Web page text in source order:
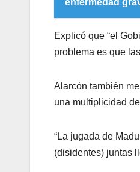
enfermedad
Explicó que “el
problema es que
Alarcón también
una multiplicidad
“La jugada de
(disidentes) juntas